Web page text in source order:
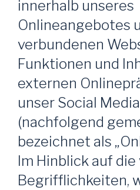
innerhalb unseres
Onlineangebotes
verbundenen
Funktionen und
externen
unser Social
(nachfolgend
bezeichnet als
Im Hinblick auf
Begrifflichkeiten,